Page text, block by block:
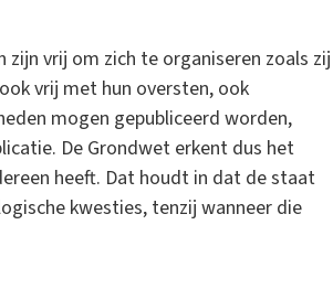
vrij om zich te organiseren zoals zij
vrij met hun oversten, ook
mogen gepubliceerd worden,
De Grondwet erkent dus het
heeft. Dat houdt in dat de staat
kwesties, tenzij wanneer die